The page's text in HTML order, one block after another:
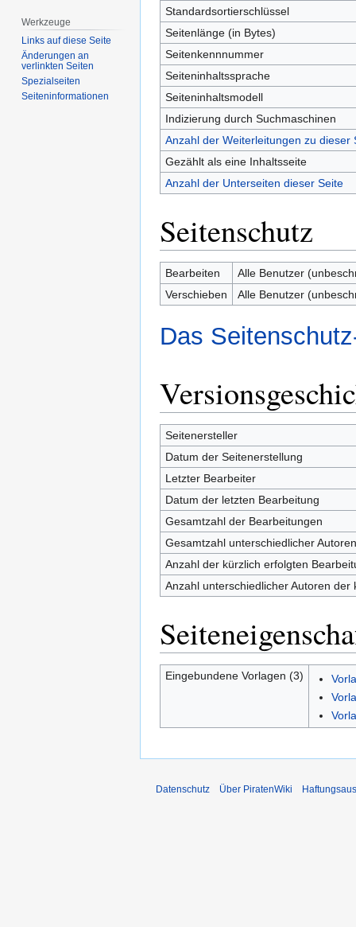
Standardsortierschlüssel
Seitenlänge (in Bytes)
Seitenkennnummer
Seiteninhaltssprache
Seiteninhaltsmodell
Indizierung durch Suchmaschinen
Anzahl der Weiterleitungen zu dieser
Gezählt als eine Inhaltsseite
Anzahl der Unterseiten dieser Seite
Seitenschutz
Bearbeiten
Alle Benutzer
Verschieben
Alle Benutzer
Das
Seitenersteller
Datum der Seitenerstellung
Letzter Bearbeiter
Datum der letzten Bearbeitung
Gesamtzahl der Bearbeitungen
Gesamtzahl unterschiedlicher Autoren
Anzahl der kürzlich erfolgten
Anzahl unterschiedlicher Autoren
Eingebundene Vorlagen (3)
Werkzeuge
Links auf diese Seite
Änderungen an
verlinkten Seiten
Spezialseiten
Seiten­­informationen
Datenschutz Über PiratenWiki